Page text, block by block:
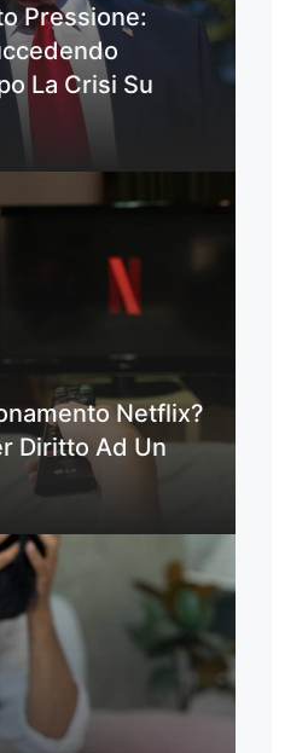
Pressione:
La Crisi Su
Netflix?
Diritto Ad Un